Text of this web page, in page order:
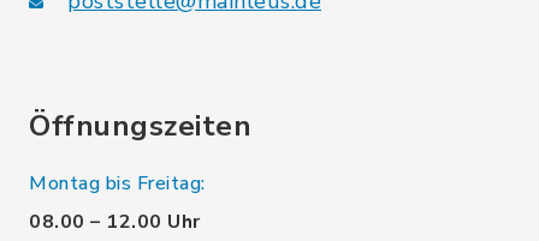
Öffnungszeiten
Montag bis Freitag:
08.00 – 12.00 Uhr